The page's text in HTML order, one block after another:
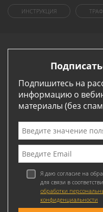
ИНСТРУКЦИЯ
Подпишитесь на
информацию о
материалы (без
Я даю согласие на
для связи в
обработки
конфиденциальности